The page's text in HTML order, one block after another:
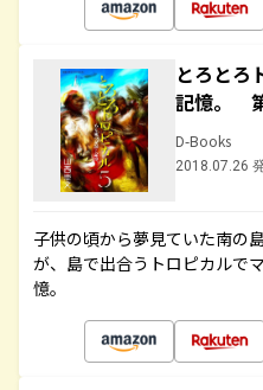
とろとろ
記憶。
D-Books
2018.07.26
子供の頃から夢見ていた南の
が、島で出合うトロピカルで
憶。